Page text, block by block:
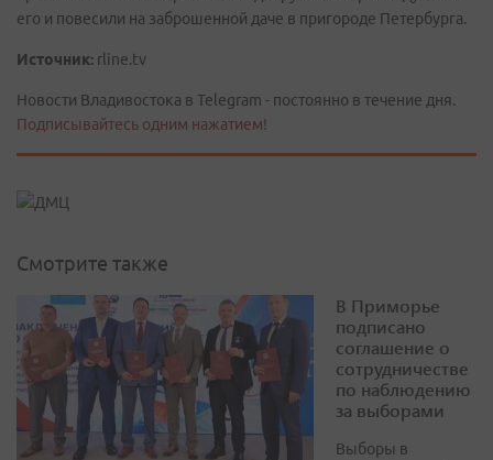
его и повесили на заброшенной даче в пригороде Петербурга.
Источник: rline.tv
Новости Владивостока в Telegram - постоянно в течение дня.
Подписывайтесь одним нажатием!
Смотрите также
В Приморье
подписано
соглашение о
сотрудничестве
по наблюдению
за выборами
Выборы в